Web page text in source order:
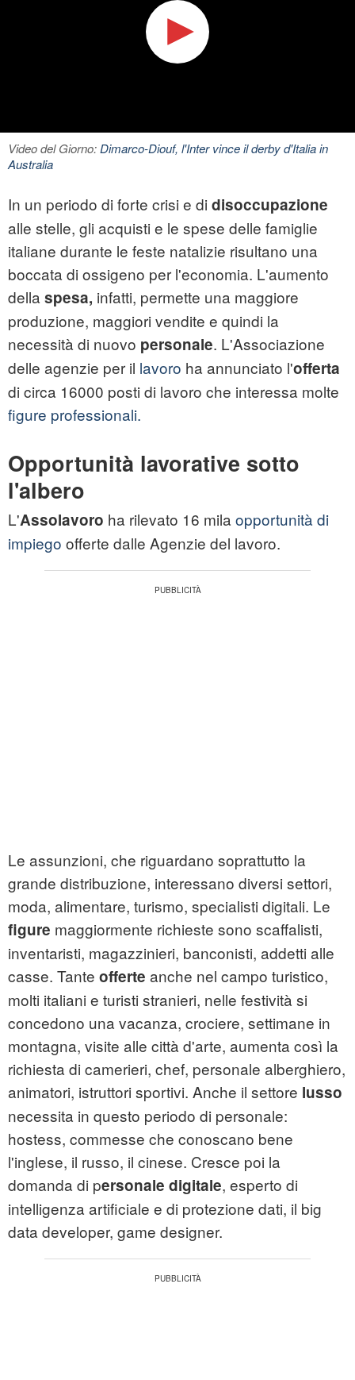
Video del Giorno:Dimarco-Diouf, l'Inter vince il derby d'Italia in
Australia
In un periodo di forte crisi e di disoccupazione
alle stelle, gli acquisti e le spese delle famiglie
italiane durante le feste natalizie risultano una
boccata di ossigeno per l'economia. L'aumento
della spesa, infatti, permette una maggiore
produzione, maggiori vendite e quindi la
necessità di nuovo personale. L'Associazione
delle agenzie per il lavoro ha annunciato l'offerta
di circa 16000 posti di lavoro che interessa molte
figure professionali.
Opportunità lavorative sotto
l'albero
L'Assolavoro ha rilevato 16 mila opportunità di
impiego offerte dalle Agenzie del lavoro.
Le assunzioni, che riguardano soprattutto la
grande distribuzione, interessano diversi settori,
moda, alimentare, turismo, specialisti digitali. Le
figure maggiormente richieste sono scaffalisti,
inventaristi, magazzinieri, banconisti, addetti alle
casse. Tante offerte anche nel campo turistico,
molti italiani e turisti stranieri, nelle festività si
concedono una vacanza, crociere, settimane in
montagna, visite alle città d'arte, aumenta così la
richiesta di camerieri, chef, personale alberghiero,
animatori, istruttori sportivi. Anche il settore lusso
necessita in questo periodo di personale:
hostess, commesse che conoscano bene
l'inglese, il russo, il cinese. Cresce poi la
domanda di personale digitale, esperto di
intelligenza artificiale e di protezione dati, il big
data developer, game designer.